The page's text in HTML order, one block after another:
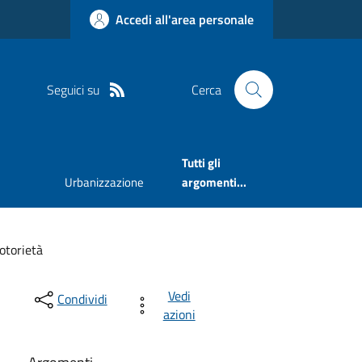
Accedi all'area personale
Seguici su Cerca
Urbanizzazione
Tutti gli
argomenti...
Condividi
Vedi
azioni